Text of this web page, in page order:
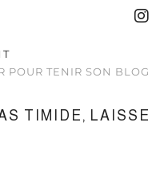
POUR TENIR SON BLOG
TIMIDE,